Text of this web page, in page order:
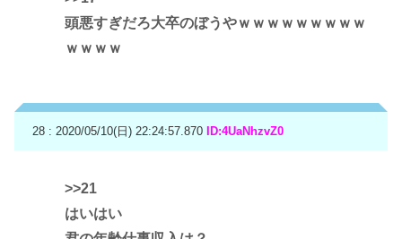
頭悪すぎだろ大卒のぼうやｗｗｗｗｗｗｗｗｗ
ｗｗｗｗ
28 : 2020/05/10(日) 22:24:57.870 ID:4UaNhzvZ0
>>21
はいはい